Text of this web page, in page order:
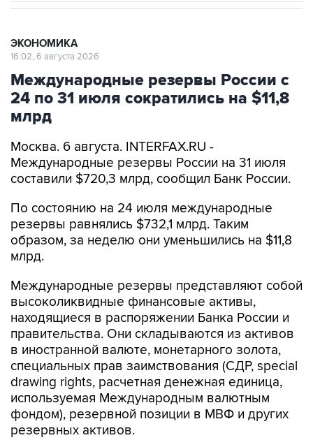
ЭКОНОМИКА
16:02, 6 августа 2026
Международные резервы России с
24 по 31 июля сократились на $11,8
млрд
Москва. 6 августа. INTERFAX.RU -
Международные резервы России на 31 июля
составили $720,3 млрд, сообщил Банк России.
По состоянию на 24 июля международные
резервы равнялись $732,1 млрд. Таким
образом, за неделю они уменьшились на $11,8
млрд.
Международные резервы представляют собой
высоколиквидные финансовые активы,
находящиеся в распоряжении Банка России и
правительства. Они складываются из активов
в иностранной валюте, монетарного золота,
специальных прав заимствования (СДР, special
drawing rights, расчетная денежная единица,
используемая Международным валютным
фондом), резервной позиции в МВФ и других
резервных активов.